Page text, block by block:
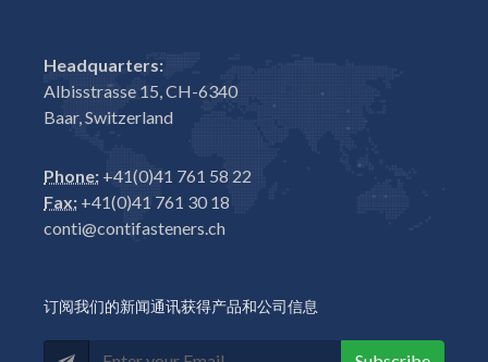
Headquarters:
Albisstrasse 15, CH-6340
Baar, Switzerland
Phone: +41(0)41 761 58 22
Fax: +41(0)41 761 30 18
conti@contifasteners.ch
订阅我们的新闻通讯获得产品和公司信息